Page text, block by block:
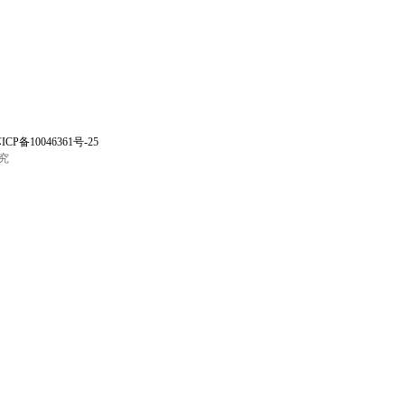
备10046361号-25